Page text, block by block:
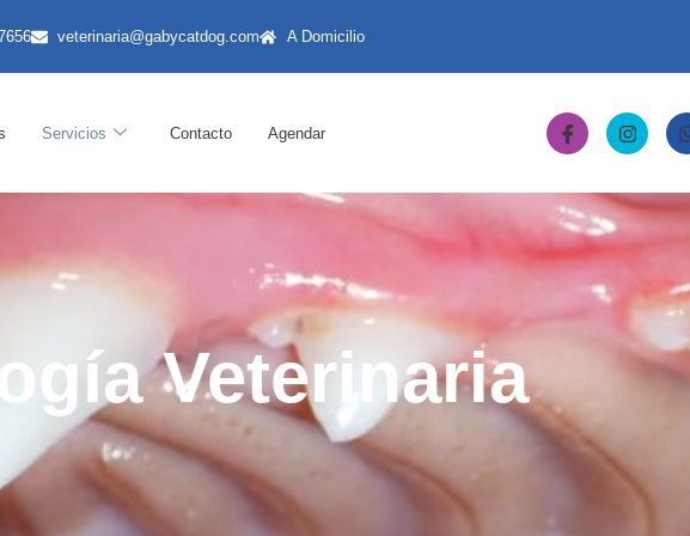
veterinaria@gabycatdog.com A Domicilio
Servicios Contacto Agendar
Veterinaria